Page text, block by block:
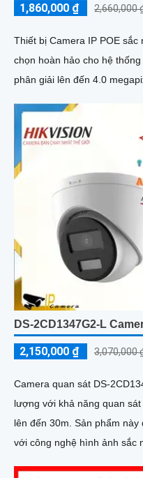
1,860,000 ₫ 2,660,000
Thiết bị Camera IP POE
chọn hoàn hảo cho hệ thống an
phân giải lên đến 4.0
DS-2CD1347G2-L
2,150,000 ₫ 3,070,000
Camera quan sát DS-
lượng với khả năng quan
lên đến 30m. Sản phẩm này được thiết kế để giám sát hiệu quả
với công nghệ hình ảnh sắc